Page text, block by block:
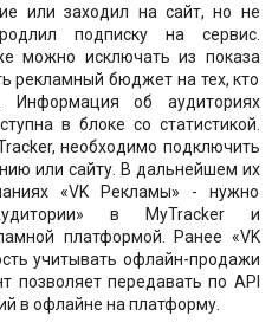
или заходил на сайт, но не
подписку на сервис.
можно исключать из показа
рекламный бюджет на тех, кто
Информация об аудиториях
в блоке со статистикой.
необходимо подключить
или сайту. В дальнейшем их
«VK Рекламы» - нужно
в MyTracker и
платформой. Ранее «VK
учитывать офлайн-продажи
позволяет передавать по API
в офлайне на платформу.